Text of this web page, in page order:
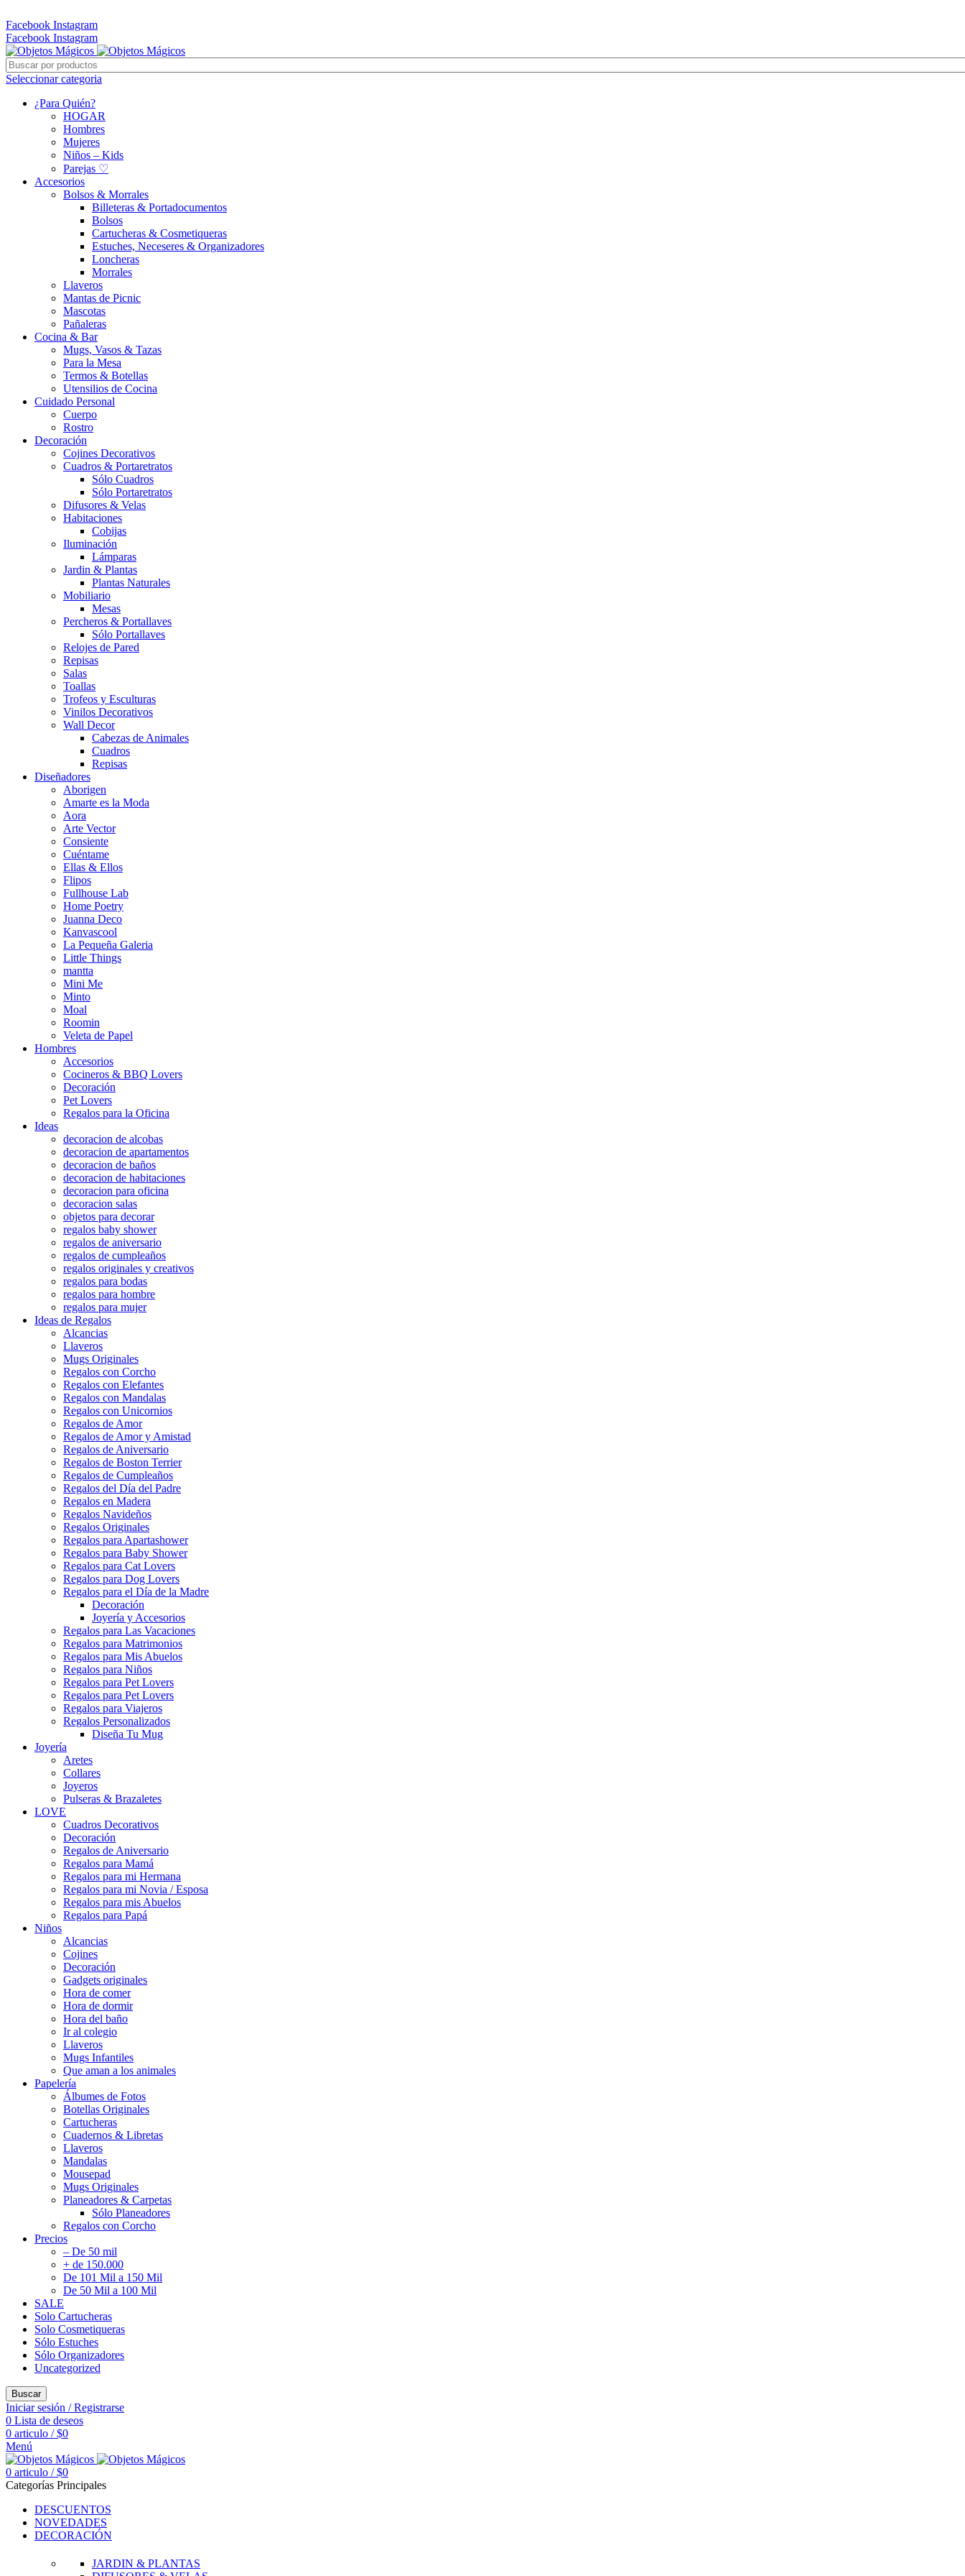
Facebook Instagram
Facebook Instagram
Seleccionar categoria
¿Para Quién?
HOGAR
Hombres
Mujeres
Niños – Kids
Parejas ♡
Accesorios
Bolsos & Morrales
Billeteras & Portadocumentos
Bolsos
Cartucheras & Cosmetiqueras
Estuches, Neceseres & Organizadores
Loncheras
Morrales
Llaveros
Mantas de Picnic
Mascotas
Pañaleras
Cocina & Bar
Mugs, Vasos & Tazas
Para la Mesa
Termos & Botellas
Utensilios de Cocina
Cuidado Personal
Cuerpo
Rostro
Decoración
Cojines Decorativos
Cuadros & Portaretratos
Sólo Cuadros
Sólo Portaretratos
Difusores & Velas
Habitaciones
Cobijas
Iluminación
Lámparas
Jardin & Plantas
Plantas Naturales
Mobiliario
Mesas
Percheros & Portallaves
Sólo Portallaves
Relojes de Pared
Repisas
Salas
Toallas
Trofeos y Esculturas
Vinilos Decorativos
Wall Decor
Cabezas de Animales
Cuadros
Repisas
Diseñadores
Aborigen
Amarte es la Moda
Aora
Arte Vector
Consiente
Cuéntame
Ellas & Ellos
Flipos
Fullhouse Lab
Home Poetry
Juanna Deco
Kanvascool
La Pequeña Galeria
Little Things
mantta
Mini Me
Minto
Moal
Roomin
Veleta de Papel
Hombres
Accesorios
Cocineros & BBQ Lovers
Decoración
Pet Lovers
Regalos para la Oficina
Ideas
decoracion de alcobas
decoracion de apartamentos
decoracion de baños
decoracion de habitaciones
decoracion para oficina
decoracion salas
objetos para decorar
regalos baby shower
regalos de aniversario
regalos de cumpleaños
regalos originales y creativos
regalos para bodas
regalos para hombre
regalos para mujer
Ideas de Regalos
Alcancias
Llaveros
Mugs Originales
Regalos con Corcho
Regalos con Elefantes
Regalos con Mandalas
Regalos con Unicornios
Regalos de Amor
Regalos de Amor y Amistad
Regalos de Aniversario
Regalos de Boston Terrier
Regalos de Cumpleaños
Regalos del Día del Padre
Regalos en Madera
Regalos Navideños
Regalos Originales
Regalos para Apartashower
Regalos para Baby Shower
Regalos para Cat Lovers
Regalos para Dog Lovers
Regalos para el Día de la Madre
Decoración
Joyería y Accesorios
Regalos para Las Vacaciones
Regalos para Matrimonios
Regalos para Mis Abuelos
Regalos para Niños
Regalos para Pet Lovers
Regalos para Pet Lovers
Regalos para Viajeros
Regalos Personalizados
Diseña Tu Mug
Joyería
Aretes
Collares
Joyeros
Pulseras & Brazaletes
LOVE
Cuadros Decorativos
Decoración
Regalos de Aniversario
Regalos para Mamá
Regalos para mi Hermana
Regalos para mi Novia / Esposa
Regalos para mis Abuelos
Regalos para Papá
Niños
Alcancias
Cojines
Decoración
Gadgets originales
Hora de comer
Hora de dormir
Hora del baño
Ir al colegio
Llaveros
Mugs Infantiles
Que aman a los animales
Papelería
Álbumes de Fotos
Botellas Originales
Cartucheras
Cuadernos & Libretas
Llaveros
Mandalas
Mousepad
Mugs Originales
Planeadores & Carpetas
Sólo Planeadores
Regalos con Corcho
Precios
– De 50 mil
+ de 150.000
De 101 Mil a 150 Mil
De 50 Mil a 100 Mil
SALE
Solo Cartucheras
Solo Cosmetiqueras
Sólo Estuches
Sólo Organizadores
Uncategorized
Buscar
Iniciar sesión / Registrarse
0 Lista de deseos
0 articulo / $0
Menú
0 articulo / $0
Categorías Principales
DESCUENTOS
NOVEDADES
DECORACIÓN
JARDIN & PLANTAS